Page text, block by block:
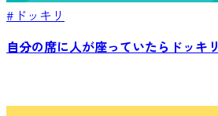
#ドッキリ
自分の席に人が座っていたらドッキリ